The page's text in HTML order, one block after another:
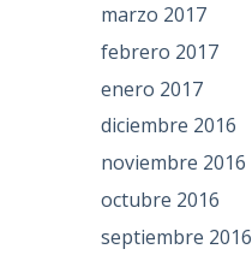
marzo 2017
febrero 2017
enero 2017
diciembre 2016
noviembre 2016
octubre 2016
septiembre 2016